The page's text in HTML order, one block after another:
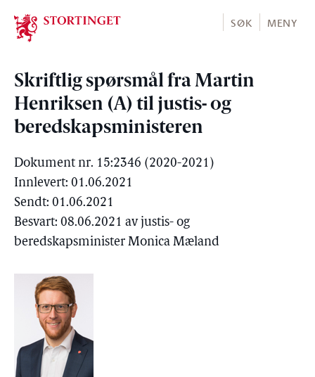
Stortinget.no
SØK MENY
Skriftlig spørsmål fra Martin
Henriksen (A) til justis- og
beredskapsministeren
Dokument nr. 15:2346 (2020-2021)
Innlevert: 01.06.2021
Sendt: 01.06.2021
Besvart: 08.06.2021 av justis- og
beredskapsminister Monica Mæland